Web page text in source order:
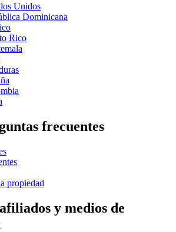
Unidos
Dominicana
Rico
frecuentes
propiedad
y medios de